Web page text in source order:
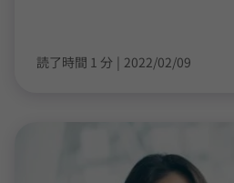
読了時間 1 分 | 2022/02/09